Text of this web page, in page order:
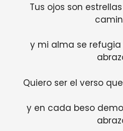
Tus ojos son
y mi alma se
Quiero ser el verso
y en cada beso